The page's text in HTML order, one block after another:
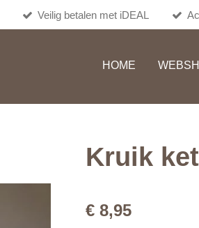
Veilig betalen met iDEAL
HOME
Kruik
€ 8,95